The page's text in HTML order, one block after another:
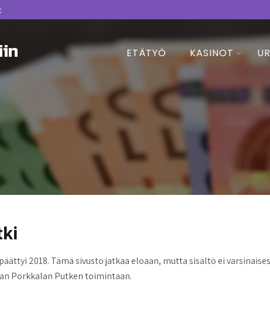
ETÄTYÖ KASINOT
2018. Tämä sivusto jatkaa eloaan, mutta sisältö ei
Porkkalan Putken toimintaan.